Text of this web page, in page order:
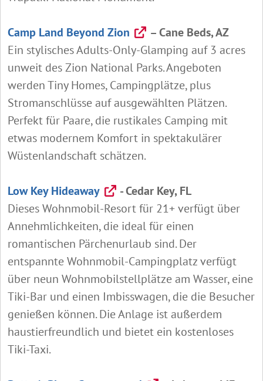
Camp Land Beyond Zion
– Cane Beds, AZ
Ein stylisches Adults‑Only‑Glamping auf 3 acres
unweit des Zion National Parks. Angeboten
werden Tiny Homes, Campingplätze, plus
Stromanschlüsse auf ausgewählten Plätzen.
Perfekt für Paare, die rustikales Camping mit
etwas modernem Komfort in spektakulärer
Wüstenlandschaft schätzen.
Low Key Hideaway
- Cedar Key, FL
Dieses Wohnmobil-Resort für 21+ verfügt über
Annehmlichkeiten, die ideal für einen
romantischen Pärchenurlaub sind. Der
entspannte Wohnmobil-Campingplatz verfügt
über neun Wohnmobilstellplätze am Wasser, eine
Tiki-Bar und einen Imbisswagen, die die Besucher
genießen können. Die Anlage ist außerdem
haustierfreundlich und bietet ein kostenloses
Tiki-Taxi.